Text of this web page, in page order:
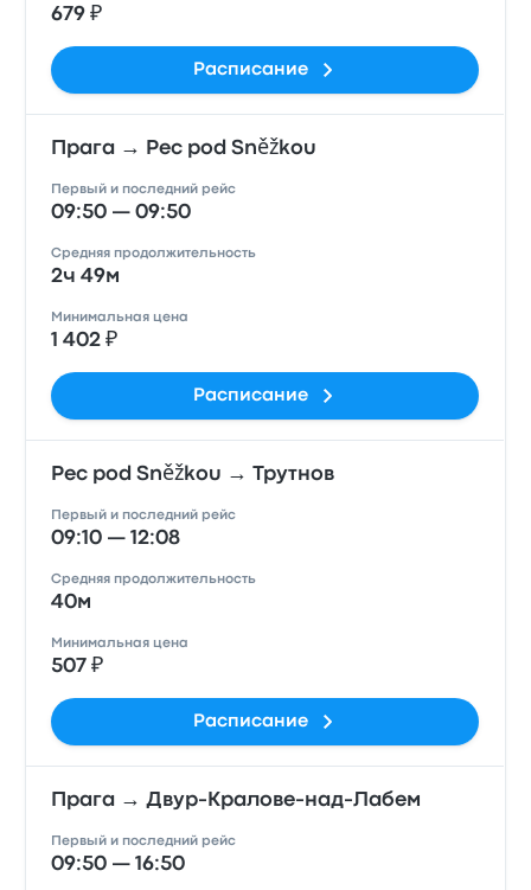
679 ₽
Расписание
Прага → Pec pod Sněžkou
Первый и последний рейс
09:50 — 09:50
Средняя продолжительность
2ч 49м
Минимальная цена
1 402 ₽
Расписание
Pec pod Sněžkou → Трутнов
Первый и последний рейс
09:10 — 12:08
Средняя продолжительность
40м
Минимальная цена
507 ₽
Расписание
Прага → Двур-Кралове-над-Лабем
Первый и последний рейс
09:50 — 16:50